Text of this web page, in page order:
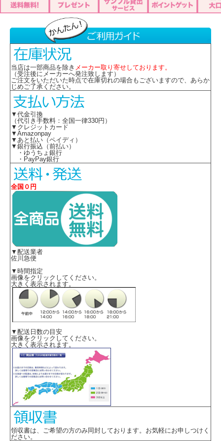
当店は一部商品を除き メーカー取り寄せしております。
（受注後にメーカーへ発注致します）
ご注文をいただいた時点で在庫切れの場合もございますので、あらか
じめご了承ください。
▼代金引換
（代引き手数料：全国一律330円）
▼クレジットカード
▼Amazonpay
▼あと払い（ペイディ）
▼銀行振込（前払い）
・ゆうちょ銀行
・PayPay銀行
全国０円
▼配送業者
佐川急便
▼時間指定
画像をクリックしてください。
大きく表示されます。
▼配送日数の目安
画像をクリックしてください。
大きく表示されます。
領収書は、ご希望の方のみ同封しております。お気軽にお申しつけく
ださい。